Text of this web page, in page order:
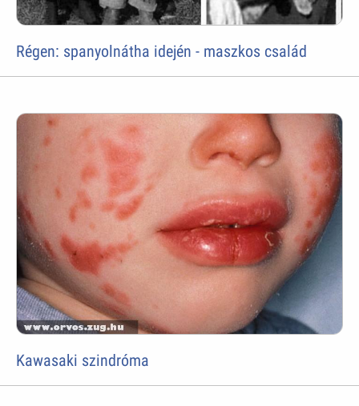
Régen: spanyolnátha idején - maszkos család
Kawasaki szindróma